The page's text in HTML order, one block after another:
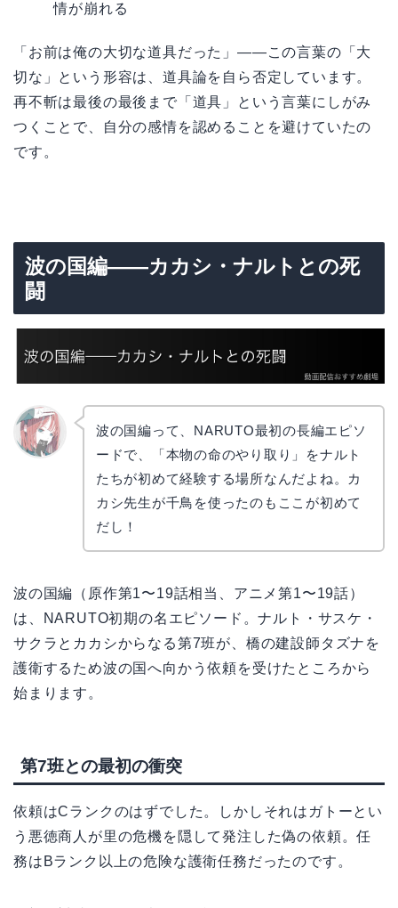
情が崩れる
「お前は俺の大切な道具だった」——この言葉の「大
切な」という形容は、道具論を自ら否定しています。
再不斬は最後の最後まで「道具」という言葉にしがみ
つくことで、自分の感情を認めることを避けていたの
です。
波の国編——カカシ・ナルトとの死
闘
波の国編って、NARUTO最初の長編エピソ
ードで、「本物の命のやり取り」をナルト
たちが初めて経験する場所なんだよね。カ
カシ先生が千鳥を使ったのもここが初めて
だし！
波の国編（原作第1〜19話相当、アニメ第1〜19話）
は、NARUTO初期の名エピソード。ナルト・サスケ・
サクラとカカシからなる第7班が、橋の建設師タズナを
護衛するため波の国へ向かう依頼を受けたところから
始まります。
第7班との最初の衝突
依頼はCランクのはずでした。しかしそれはガトーとい
う悪徳商人が里の危機を隠して発注した偽の依頼。任
務はBランク以上の危険な護衛任務だったのです。